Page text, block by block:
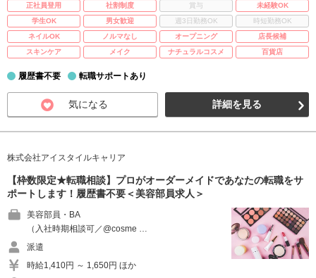
正社員登用 社割制度 賞与
未経験OK
学生OK
男女歓迎 週3日勤務OK
時短勤務OK
ネイルOK
ノルマなし オープニング
店長候補
スキンケア
メイク ナチュラルコスメ 百貨店
履歴書不要 転職サポートあり
気になる 詳細を見る
株式会社アイスタイルキャリア
【枠数限定★転職相談】プロがオーダーメイドであなたの転職をサ
ポートします！履歴書不要＜美容部員求人＞
美容部員・BA
（入社時期相談可／@cosme …
派遣
時給1,410円 ～ 1,650円 ほか